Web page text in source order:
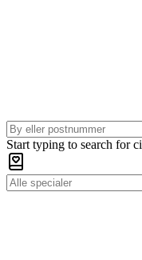
Start typing to search for